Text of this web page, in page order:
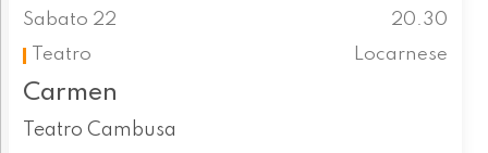
Sabato 22
20.30
Teatro
Locarnese
Carmen
Teatro Cambusa